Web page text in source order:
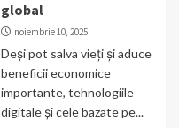
global
noiembrie 10, 2025
Deși pot salva vieți și aduce
beneficii economice
importante, tehnologiile
digitale și cele bazate pe...